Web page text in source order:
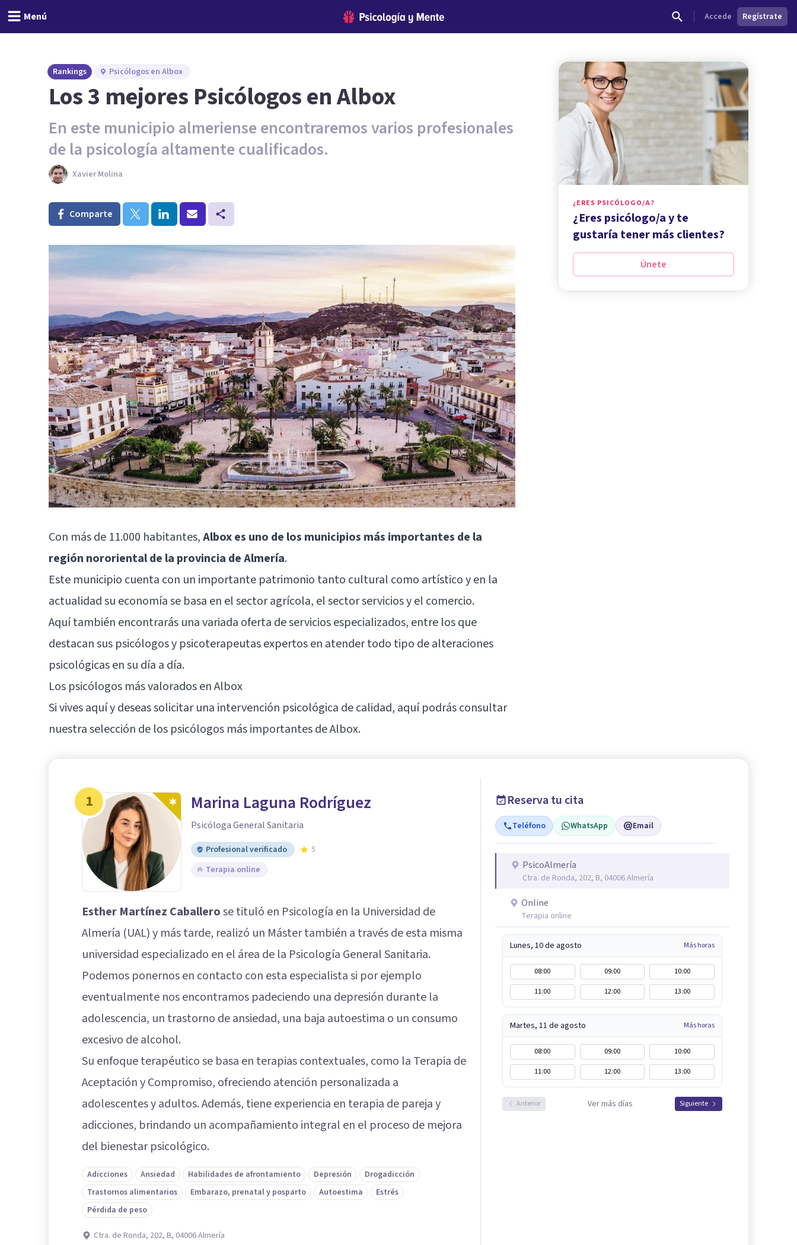
Menú Accede Regístrate
Rankings Psicólogos en Albox
Los 3 mejores Psicólogos en Albox
En este municipio almeriense encontraremos varios profesionales
de la psicología altamente cualificados.
Xavier Molina
Comparte
Con más de 11.000 habitantes,Albox es uno de los municipios más importantes de la
región nororiental de la provincia de Almería.
Este municipio cuenta con un importante patrimonio tanto cultural como artístico y en la
actualidad su economía se basa en el sector agrícola, el sector servicios y el comercio.
Aquí también encontrarás una variada oferta de servicios especializados, entre los que
destacan sus psicólogos y psicoterapeutas expertos en atender todo tipo de alteraciones
psicológicas en su día a día.
Los psicólogos más valorados en Albox
Si vives aquí y deseas solicitar una intervención psicológica de calidad, aquí podrás consultar
nuestra selección de los psicólogos más importantes de Albox.
¿ERES PSICÓLOGO/A?
¿Eres psicólogo/a y te
gustaría tener más clientes?
Únete
1 Marina Laguna Rodríguez
Psicóloga General Sanitaria
Profesional verificado
5
Terapia online
Esther Martínez Caballerose tituló en Psicología en la Universidad de
Almería (UAL) y más tarde, realizó un Máster también a través de esta misma
universidad especializado en el área de la Psicología General Sanitaria.
Podemos ponernos en contacto con esta especialista si por ejemplo
eventualmente nos encontramos padeciendo una depresión durante la
adolescencia, un trastorno de ansiedad, una baja autoestima o un consumo
excesivo de alcohol.
Su enfoque terapéutico se basa en terapias contextuales, como la Terapia de
Aceptación y Compromiso, ofreciendo atención personalizada a
adolescentes y adultos. Además, tiene experiencia en terapia de pareja y
adicciones, brindando un acompañamiento integral en el proceso de mejora
del bienestar psicológico.
Adicciones Ansiedad Habilidades de afrontamiento Depresión
Drogadicción
Trastornos alimentarios
Embarazo, prenatal y posparto Autoestima
Estrés
Pérdida de peso
Ctra. de Ronda, 202, B, 04006 Almería
Reserva tu cita
Teléfono WhatsApp Email
PsicoAlmería
Ctra. de Ronda, 202, B, 04006 Almería
Online
Terapia online
Lunes, 10 de agosto Más horas
08:00 09:00
10:00
11:00
12:00 13:00
Martes, 11 de agosto Más horas
08:00 09:00
10:00
11:00
12:00 13:00
Anterior Ver más días Siguiente